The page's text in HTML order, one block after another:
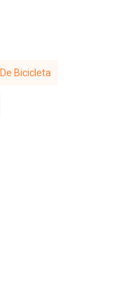
Bicicleta